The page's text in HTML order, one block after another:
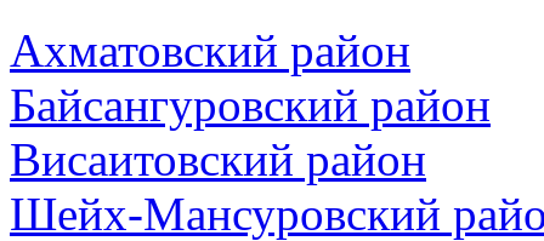
Ахматовский район
Байсангуровский район
Висаитовский район
Шейх-Мансуровский